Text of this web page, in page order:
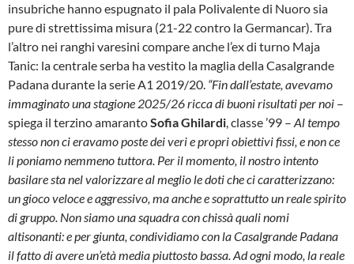
insubriche hanno espugnato il pala Polivalente di Nuoro sia
pure di strettissima misura (21-22 contro la Germancar). Tra
l’altro nei ranghi varesini compare anche l’ex di turno Maja
Tanic: la centrale serba ha vestito la maglia della Casalgrande
Padana durante la serie A1 2019/20. “Fin dall’estate, avevamo
immaginato una stagione 2025/26 ricca di buoni risultati per noi –
spiega il terzino amarantoSofia Ghilardi, classe ’99 – Al tempo
stesso non ci eravamo poste dei veri e propri obiettivi fissi, e non ce
li poniamo nemmeno tuttora. Per il momento, il nostro intento
basilare sta nel valorizzare al meglio le doti che ci caratterizzano:
un gioco veloce e aggressivo, ma anche e soprattutto un reale spirito
di gruppo. Non siamo una squadra con chissà quali nomi
altisonanti: e per giunta, condividiamo con la Casalgrande Padana
il fatto di avere un’età media piuttosto bassa. Ad ogni modo, la reale